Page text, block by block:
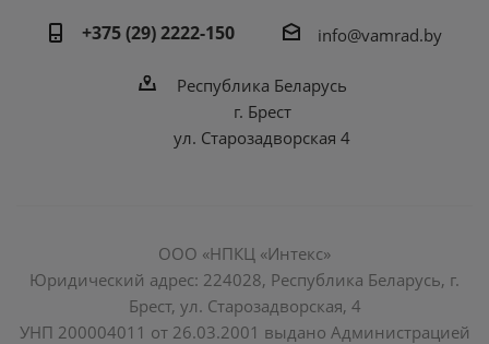
+375 (29) 2222-150
info@vamrad.by
Республика Беларусь
г. Брест
ул. Старозадворская 4
ООО «НПКЦ «Интекс»
Юридический адрес: 224028, Республика Беларусь, г.
Брест, ул. Старозадворская, 4
УНП 200004011 от 26.03.2001 выдано Администрацией